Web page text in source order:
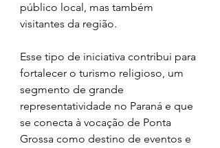
público local, mas também
visitantes da região.
Esse tipo de iniciativa contribui para
fortalecer o turismo religioso, um
segmento de grande
representatividade no Paraná e que
se conecta à vocação de Ponta
Grossa como destino de eventos e